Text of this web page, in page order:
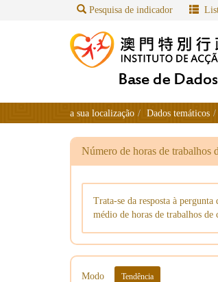
Pesquisa de indicador
a sua localização Dados temáticos
Número de horas de trabalhos
Trata-se da resposta à
médio de horas de trabalhos de
Modo Tendência